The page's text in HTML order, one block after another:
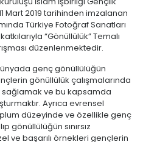
Mart 2019 tarihinden imzalanan
Türkiye Fotoğraf Sanatları
“Gönüllülük” Temalı
düzenlenmektedir.
genç gönüllülüğün
gönüllülük çalışmalarında
sağlamak ve bu kapsamda
Ayrıca evrensel
düzeyinde ve özellikle genç
gönüllülüğün sınırsız
ve başarılı örnekleri gençlerin